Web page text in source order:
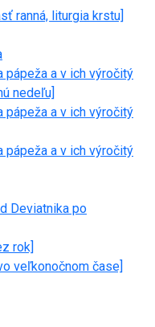
ranná, liturgia krstu]
pápeža a v ich výročitý
nedeľu]
pápeža a v ich výročitý
pápeža a v ich výročitý
Deviatnika po
rok]
veľkonočnom čase]